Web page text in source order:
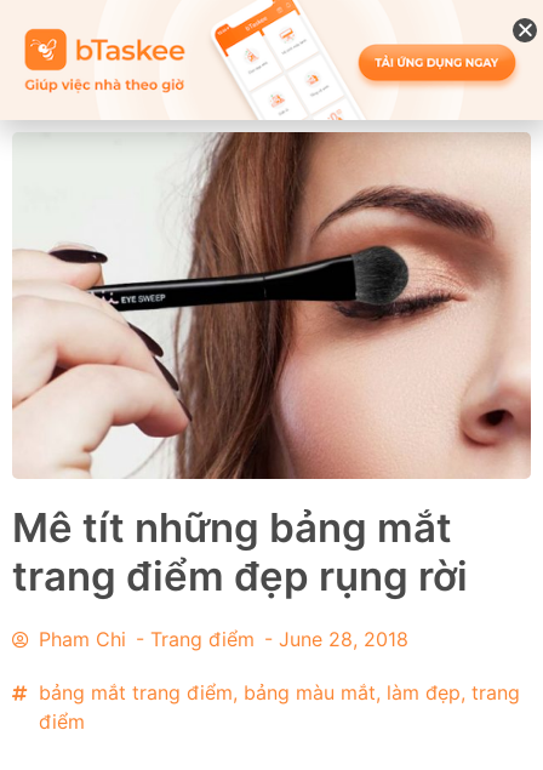
Mê tít những bảng mắt
trang điểm đẹp rụng rời
Pham Chi - Trang điểm - June 28, 2018
bảng mắt trang điểm, bảng màu mắt, làm đẹp, trang
điểm